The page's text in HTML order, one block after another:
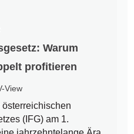
Warum
profitieren
View
österreichischen
(IFG) am 1.